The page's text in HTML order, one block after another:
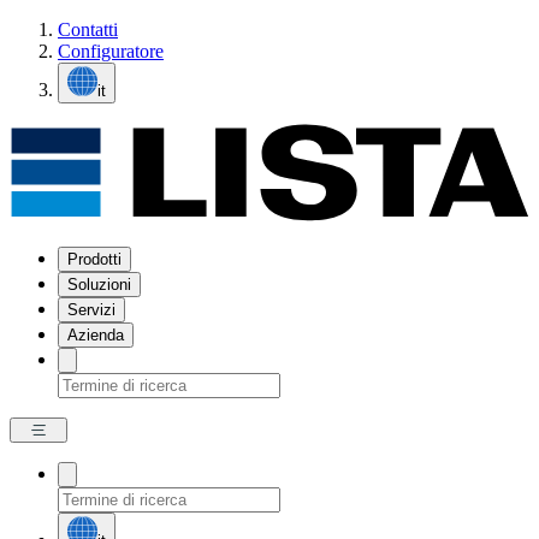
Contatti
Configuratore
it
Prodotti
Soluzioni
Servizi
Azienda